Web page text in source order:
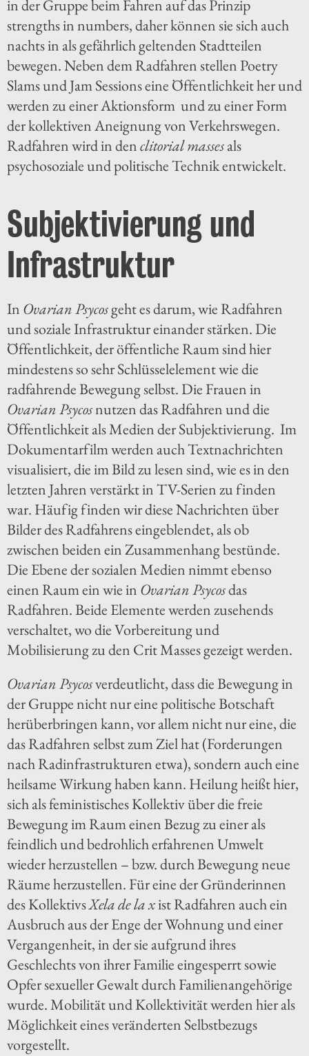
in der Gruppe beim Fahren auf das Prinzip
strengths in numbers, daher können sie sich auch
nachts in als gefährlich geltenden Stadtteilen
bewegen. Neben dem Radfahren stellen Poetry
Slams und Jam Sessions eine Öffentlichkeit her und
werden zu einer Aktionsform und zu einer Form
der kollektiven Aneignung von Verkehrswegen.
Radfahren wird in denclitorial massesals
psychosoziale und politische Technik entwickelt.
Subjektivierung und
Infrastruktur
In Ovarian Psycosgeht es darum, wie Radfahren
und soziale Infrastruktur einander stärken. Die
Öffentlichkeit, der öffentliche Raum sind hier
mindestens so sehr Schlüsselelement wie die
radfahrende Bewegung selbst. Die Frauen in
Ovarian Psycosnutzen das Radfahren und die
Öffentlichkeit als Medien der Subjektivierung. Im
Dokumentarfilm werden auch Textnachrichten
visualisiert, die im Bild zu lesen sind, wie es in den
letzten Jahren verstärkt in TV-Serien zu finden
war. Häufig finden wir diese Nachrichten über
Bilder des Radfahrens eingeblendet, als ob
zwischen beiden ein Zusammenhang bestünde.
Die Ebene der sozialen Medien nimmt ebenso
einen Raum ein wie in Ovarian Psycosdas
Radfahren. Beide Elemente werden zusehends
verschaltet, wo die Vorbereitung und
Mobilisierung zu den Crit Masses gezeigt werden.
Ovarian Psycosverdeutlicht, dass die Bewegung in
der Gruppe nicht nur eine politische Botschaft
herüberbringen kann, vor allem nicht nur eine, die
das Radfahren selbst zum Ziel hat (Forderungen
nach Radinfrastrukturen etwa), sondern auch eine
heilsame Wirkung haben kann. Heilung heißt hier,
sich als feministisches Kollektiv über die freie
Bewegung im Raum einen Bezug zu einer als
feindlich und bedrohlich erfahrenen Umwelt
wieder herzustellen – bzw. durch Bewegung neue
Räume herzustellen. Für eine der Gründerinnen
des KollektivsXela de la xist Radfahren auch ein
Ausbruch aus der Enge der Wohnung und einer
Vergangenheit, in der sie aufgrund ihres
Geschlechts von ihrer Familie eingesperrt sowie
Opfer sexueller Gewalt durch Familienangehörige
wurde. Mobilität und Kollektivität werden hier als
Möglichkeit eines veränderten Selbstbezugs
vorgestellt.